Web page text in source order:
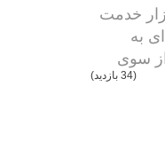
نزدیک به ۳ هزار خدمت
به
از سوی
(34 بازدید)